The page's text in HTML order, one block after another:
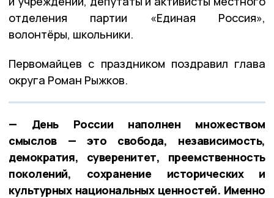
отделения партии «Единая Россия»,
волонтёры, школьники.
Первомайцев с праздником поздравил глава
округа Роман Рыжков.
— День России наполнен множеством
смыслов — это свобода, независимость,
демократия, суверенитет, преемственность
поколений, сохранение исторических и
культурных национальных ценностей. Именно